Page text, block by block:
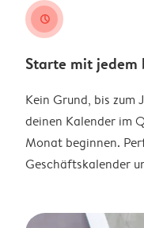
clock
Starte mit
Kein Grund, bis zum
deinen Kalender im
Monat beginnen.
Geschäftskalender